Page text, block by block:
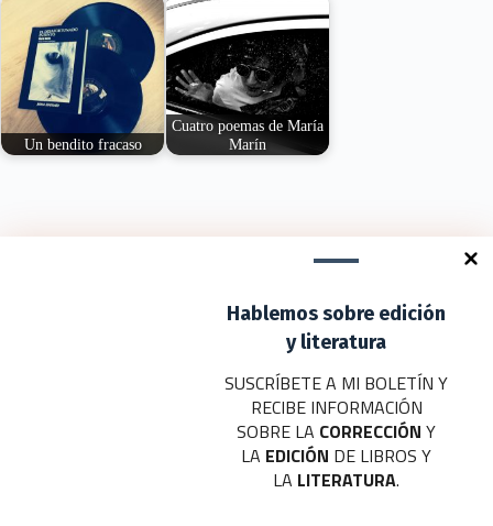
Hablemos sobre edición
y literatura
SUSCRÍBETE A MI BOLETÍN Y
RECIBE INFORMACIÓN
SOBRE LA CORRECCIÓNY
LA EDICIÓN DE LIBROS Y
LA LITERATURA.
Un bendito fracaso
Cuatro poemas de María
Marín
Tu dirección de correo electrónico no será publicada. Los campos